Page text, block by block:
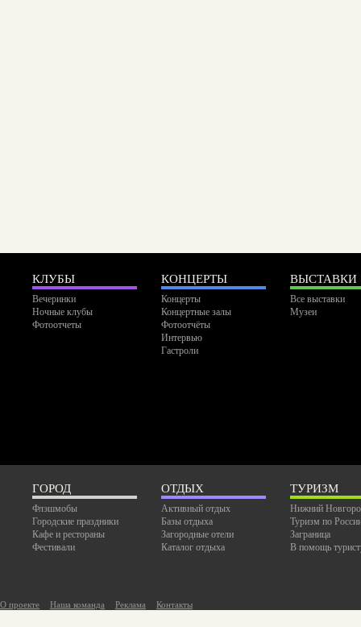
КЛУБЫ
Вечеринки
Ночные клубы
Фотоотчеты
КОНЦЕРТЫ
Концерты
Концертные залы
Фотоотчёты
Интервью
Гастроли
ВЫСТАВКИ
Все выставки
Музеи
ГОРОД
Флэшмобы
Городские праздники
Кафе и рестораны
Фестивали
ОТДЫХ
Активный отдых
Базы отдыха
Загородные отели
Каталог отдыха
ТУРИЗМ
Нижний
Туризм по
Заграница
В помощь
О проекте Наша команда Реклама Контакты